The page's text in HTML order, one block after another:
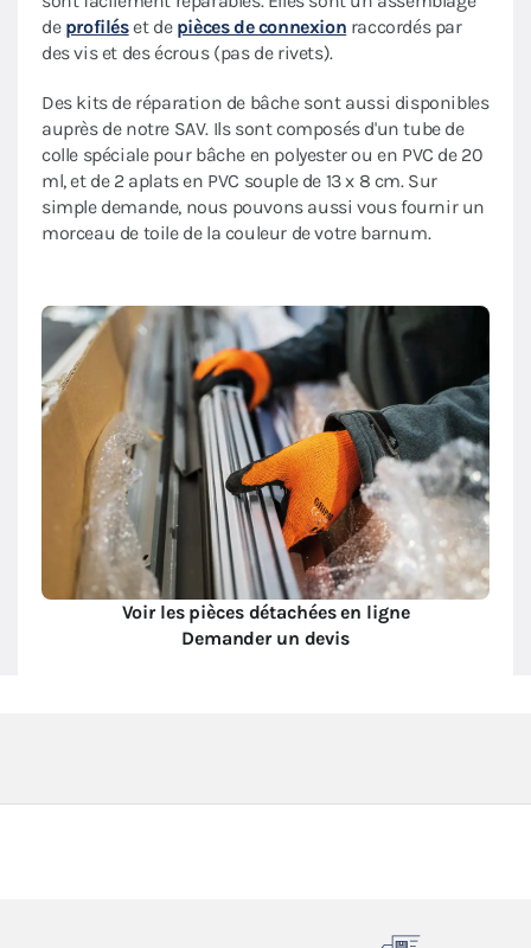
de profiléset de pièces de connexion raccordés par
des vis et des écrous (pas de rivets).
Des kits de réparation de bâche sont aussi disponibles
auprès de notre SAV. Ils sont composés d'un tube de
colle spéciale pour bâche en polyester ou en PVC de 20
ml, et de 2 aplats en PVC souple de 13 x 8 cm. Sur
simple demande, nous pouvons aussi vous fournir un
morceau de toile de la couleur de votre barnum.
Voir les pièces détachées en ligne
Demander un devis